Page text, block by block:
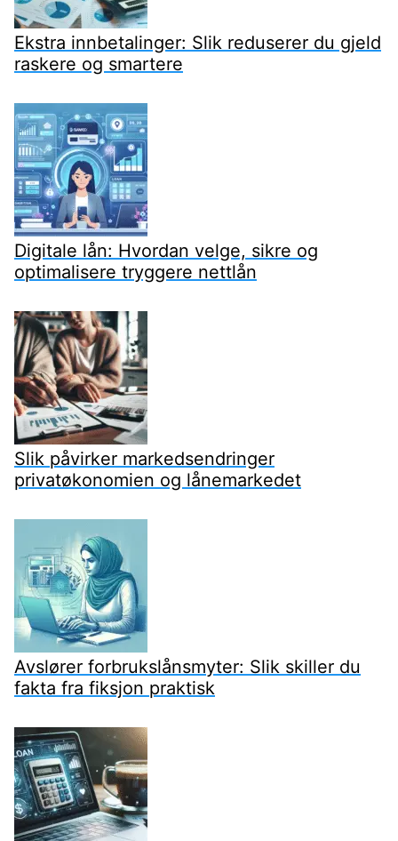
Ekstra innbetalinger: Slik reduserer du gjeld
raskere og smartere
Digitale lån: Hvordan velge, sikre og
optimalisere tryggere nettlån
Slik påvirker markedsendringer
privatøkonomien og lånemarkedet
Avslører forbrukslånsmyter: Slik skiller du
fakta fra fiksjon praktisk